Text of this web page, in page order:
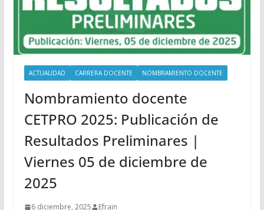
ACTUALIDAD CARRERA DOCENTE NOMBRAMIENTO DOCENTE
Nombramiento docente
CETPRO 2025: Publicación de
Resultados Preliminares |
Viernes 05 de diciembre de
2025
6 diciembre, 2025 Efrain